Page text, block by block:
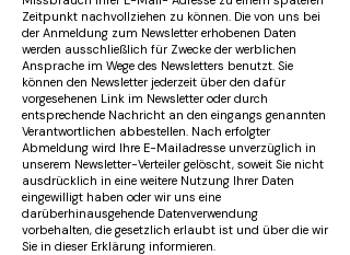
Zeitpunkt nachvollziehen zu können. Die von uns bei
der Anmeldung zum Newsletter erhobenen Daten
werden ausschließlich für Zwecke der werblichen
Ansprache im Wege des Newsletters benutzt. Sie
können den Newsletter jederzeit über den dafür
vorgesehenen Link im Newsletter oder durch
entsprechende Nachricht an den eingangs genannten
Verantwortlichen abbestellen. Nach erfolgter
Abmeldung wird Ihre E-Mailadresse unverzüglich in
unserem Newsletter-Verteiler gelöscht, soweit Sie nicht
ausdrücklich in eine weitere Nutzung Ihrer Daten
eingewilligt haben oder wir uns eine
darüberhinausgehende Datenverwendung
vorbehalten, die gesetzlich erlaubt ist und über die wir
Sie in dieser Erklärung informieren.